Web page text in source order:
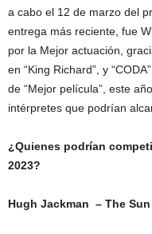
a cabo el 12 de marzo del
entrega más reciente, fue
por la Mejor actuación,
en “King Richard”, y
de “Mejor película”, este
intérpretes que podrían
¿Quienes podrían
2023?
Hugh Jackman – The Sun